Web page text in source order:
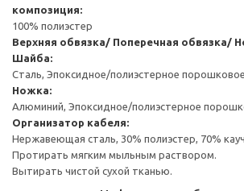
композиция:
100% полиэстер
Верхняя обвязка/ Поперечная обвязка/
Шайба:
Сталь, Эпоксидное/полиэстерное
Ножка:
Алюминий, Эпоксидное/полиэстерное
Организатор кабеля:
Нержавеющая сталь, 30% полиэстер, 70%
Протирать мягким мыльным раствором.
Вытирать чистой сухой тканью.